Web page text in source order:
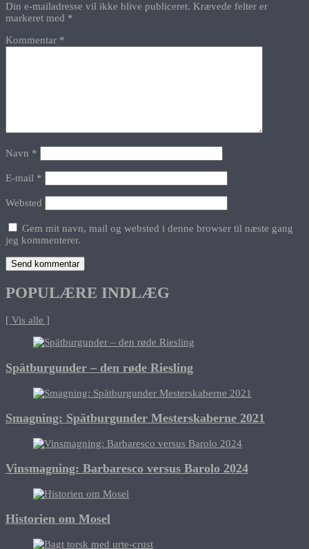
Din e-mailadresse vil ikke blive publiceret. Krævede felter er
markeret med *
Kommentar *
Navn *
E-mail *
Websted
Gem mit navn, mail og websted i denne browser til næste gang
jeg kommenterer.
POPULÆRE INDLÆG
[ Vis alle ]
Spätburgunder – den røde Riesling
Smagning: Spätburgunder Mesterskaberne 2021
Vinsmagning: Barbaresco versus Barolo 2024
Historien om Mosel